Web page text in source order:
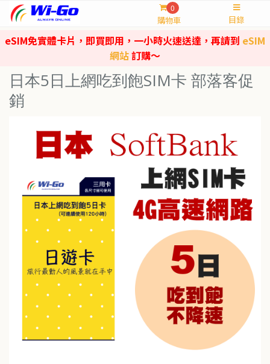
eSIM免實體卡片，即買即用，一小時火速送達，再請到 eSIM
網站訂購～
日本5日上網吃到飽SIM卡 部落客促
銷
0
購物車 目錄